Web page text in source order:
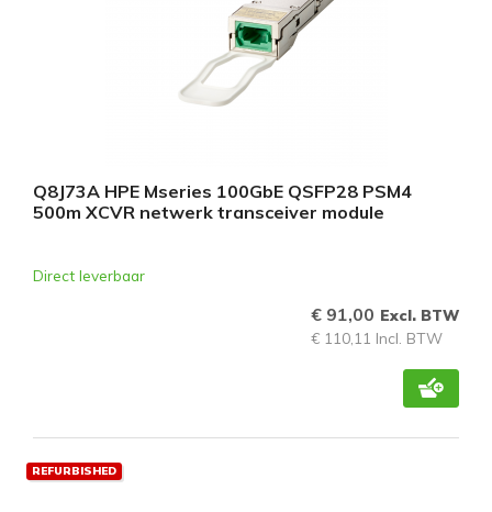
Q8J73A HPE Mseries 100GbE QSFP28 PSM4
500m XCVR netwerk transceiver module
Direct leverbaar
€ 91,00 Excl. BTW
€ 110,11 Incl. BTW
REFURBISHED